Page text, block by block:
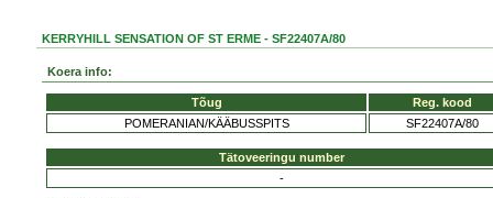
KERRYHILL SENSATION OF ST ERME - SF22407A/80
Koera info:
Tõug
Reg. kood
POMERANIAN/KÄÄBUSSPITS
SF22407A/80
Tätoveeringu number
-